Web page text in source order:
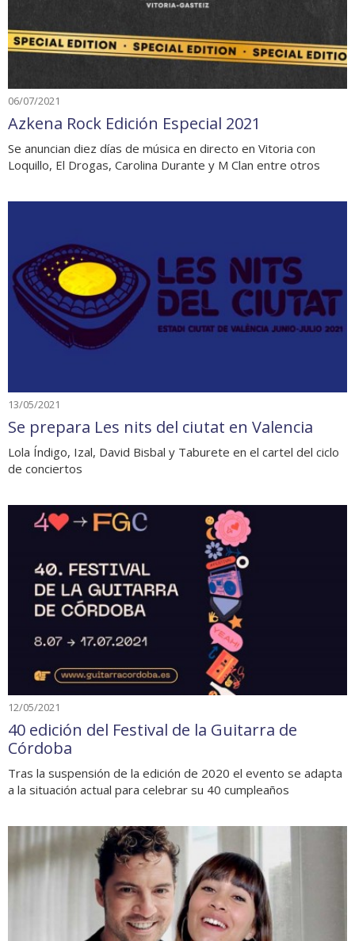
06/07/2021
Azkena Rock Edición Especial 2021
Se anuncian diez días de música en directo en Vitoria con
Loquillo, El Drogas, Carolina Durante y M Clan entre otros
13/05/2021
Se prepara Les nits del ciutat en Valencia
Lola Índigo, Izal, David Bisbal y Taburete en el cartel del ciclo
de conciertos
12/05/2021
40 edición del Festival de la Guitarra de
Córdoba
Tras la suspensión de la edición de 2020 el evento se adapta
a la situación actual para celebrar su 40 cumpleaños